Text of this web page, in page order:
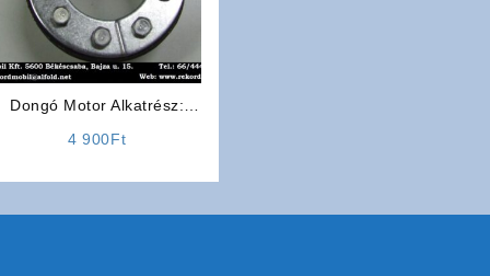
Dongó Motor Alkatrész:
4 900Ft